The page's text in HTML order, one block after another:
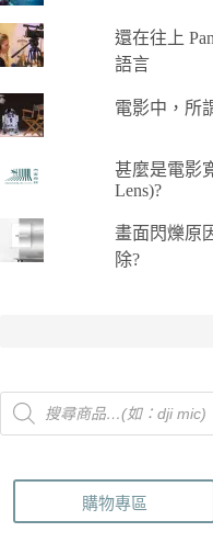
還在往上
語言
電影中，所
甚麼是電影
Lens)?
畫面閃爍原
除?
Products
search
購物專區